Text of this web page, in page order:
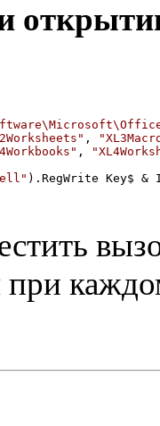
,
,
).RegWrite Key$
при